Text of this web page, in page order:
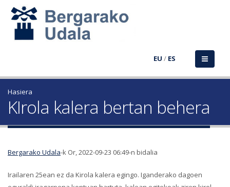
EU / ES
Hasiera
KIrola kalera bertan behera
Bergarako Udala-k Or, 2022-09-23 06:49-n bidalia
Irailaren 25ean ez da Kirola kalera egingo. Iganderako dagoen